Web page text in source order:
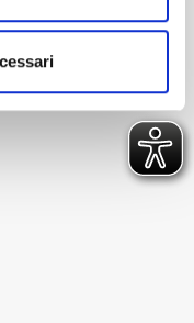
NON disponibile